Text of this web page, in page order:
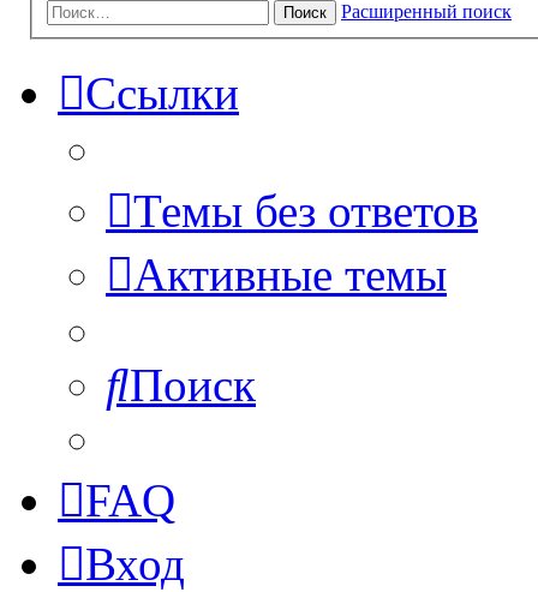
Поиск Расширенный поиск
Ссылки
Темы без ответов
Активные темы
Поиск
FAQ
Вход